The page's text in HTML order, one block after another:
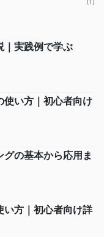
｜実践例で学ぶ
使い方｜初心者向け
グの基本から応用ま
い方｜初心者向け詳